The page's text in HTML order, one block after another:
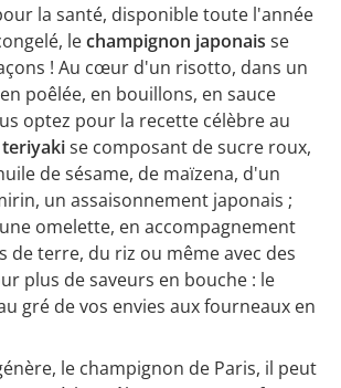
la santé, disponible toute l'année
lechampignon japonais se
! Au cœur d'un risotto, dans un
poêlée, en bouillons, en sauce
optez pour la recette célèbre au
se composant de sucre roux,
de sésame, de maïzena, d'un
un assaisonnement japonais ;
omelette, en accompagnement
de terre, du riz ou même avec des
plus de saveurs en bouche : le
gré de vos envies aux fourneaux en
le champignon de Paris, il peut